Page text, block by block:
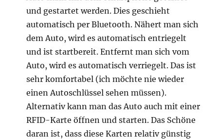
und gestartet werden. Dies geschieht
automatisch per Bluetooth. Nähert man sich
dem Auto, wird es automatisch entriegelt
und ist startbereit. Entfernt man sich vom
Auto, wird es automatisch verriegelt. Das ist
sehr komfortabel (ich möchte nie wieder
einen Autoschlüssel sehen müssen).
Alternativ kann man das Auto auch mit einer
RFID-Karte öffnen und starten. Das Schöne
daran ist, dass diese Karten relativ günstig